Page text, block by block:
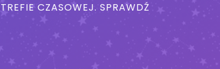
CZASOWEJ. SPRAWDŹ